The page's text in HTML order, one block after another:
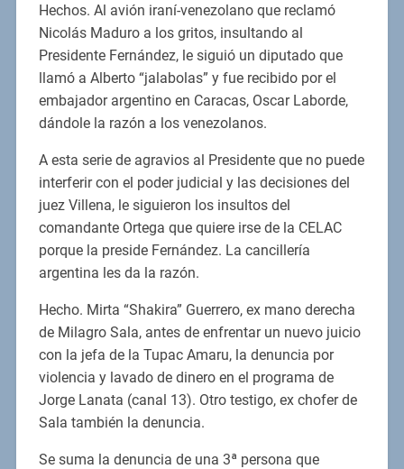
Hechos. Al avión iraní-venezolano que reclamó
Nicolás Maduro a los gritos, insultando al
Presidente Fernández, le siguió un diputado que
llamó a Alberto “jalabolas” y fue recibido por el
embajador argentino en Caracas, Oscar Laborde,
dándole la razón a los venezolanos.
A esta serie de agravios al Presidente que no puede
interferir con el poder judicial y las decisiones del
juez Villena, le siguieron los insultos del
comandante Ortega que quiere irse de la CELAC
porque la preside Fernández. La cancillería
argentina les da la razón.
Hecho. Mirta “Shakira” Guerrero, ex mano derecha
de Milagro Sala, antes de enfrentar un nuevo juicio
con la jefa de la Tupac Amaru, la denuncia por
violencia y lavado de dinero en el programa de
Jorge Lanata (canal 13). Otro testigo, ex chofer de
Sala también la denuncia.
Se suma la denuncia de una 3ª persona que